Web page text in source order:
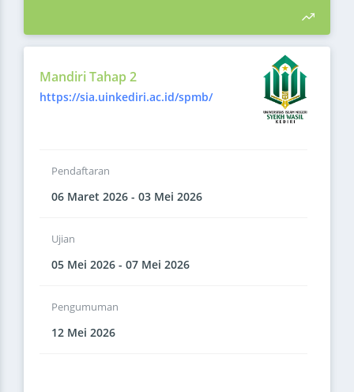
Mandiri Tahap 2
https://sia.uinkediri.ac.id/spmb/
Pendaftaran
06 Maret 2026 - 03 Mei 2026
Ujian
05 Mei 2026 - 07 Mei 2026
Pengumuman
12 Mei 2026